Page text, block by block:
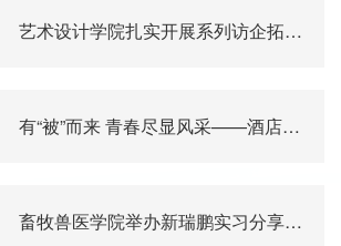
艺术设计学院扎实开展系列访企拓岗活动 全力助推学生高质量就业
有“被”而来 青春尽显风采——酒店管理学院成功举办内务整理比赛
畜牧兽医学院举办新瑞鹏实习分享暨订单班招生大会